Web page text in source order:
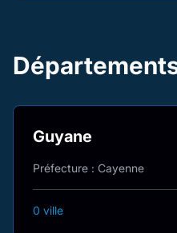
Guyane
Préfecture : Cayenne
0 ville